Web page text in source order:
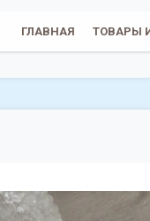
ГЛАВНАЯ ТОВАРЫ